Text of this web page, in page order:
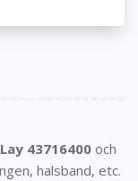
43716400 och
halsband, etc.